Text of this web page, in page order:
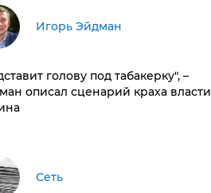
Игорь Эйдман
голову под табакерку", –
описал сценарий краха власти
Сеть